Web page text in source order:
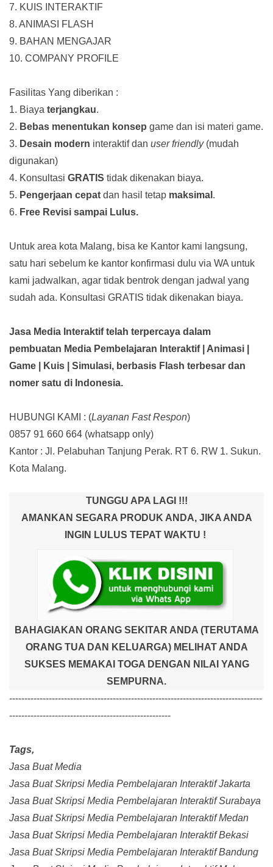
7. KUIS INTERAKTIF
8. ANIMASI FLASH
9. BAHAN MENGAJAR
10. COMPANY PROFILE
Fasilitas Yang diberikan :
1. Biaya terjangkau.
2. Bebas menentukan konsep game dan isi materi game.
3. Desain modern interaktif dan user friendly(mudah
digunakan)
4. Konsultasi GRATIS tidak dikenakan biaya.
5. Pengerjaan cepat dan hasil tetap maksimal .
6. Free Revisi sampai Lulus.
Untuk area kota Malang, bisa ke Kantor kami langsung,
satu hari sebelum ke kantor konfirmasi dulu via WA untuk
kami jadwalkan, agar tidak bentrok dengan jadwal yang
sudah ada. Konsultasi GRATIS tidak dikenakan biaya.
Jasa Media Interaktif telah terpercaya dalam
pembuatan Media Pembelajaran Interaktif| Animasi |
Game | Kuis | Simulasi, berbasis Flash terbesar dan
nomer satu di Indonesia.
HUBUNGI KAMI : (Layanan Fast Respon)
0857 91 660 664 (whatsapp only)
Kantor : Jl. Pelabuhan Tanjung Perak. RT 6. RW 1. Sukun.
Kota Malang.
TUNGGU APA LAGI !!!
AMANKAN SEGARA PRODUK ANDA, JIKA ANDA
INGIN LULUS TEPAT WAKTU !
BAHAGIAKAN ORANG SEKITAR ANDA (TERUTAMA
ORANG TUA DAN KELUARGA) MELIHAT ANDA
SUKSES MEMAKAI TOGA DENGAN NILAI YANG
SEMPURNA.
-----------------------------------------------------------------------------------
-----------------------------------------------------
Tags,
Jasa Buat Media
Jasa Buat Skripsi Media Pembelajaran Interaktif Jakarta
Jasa Buat Skripsi Media Pembelajaran Interaktif Surabaya
Jasa Buat Skripsi Media Pembelajaran Interaktif Medan
Jasa Buat Skripsi Media Pembelajaran Interaktif Bekasi
Jasa Buat Skripsi Media Pembelajaran Interaktif Bandung